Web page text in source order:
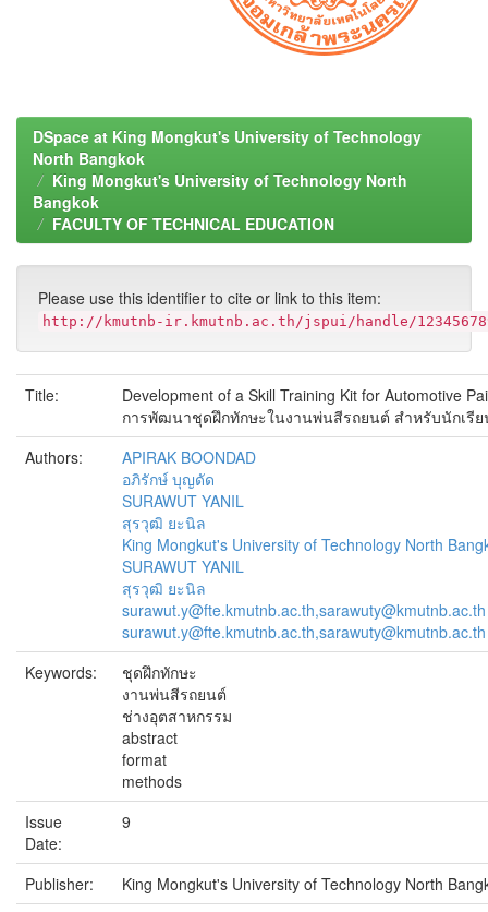
DSpace at King Mongkut's University of Technology
North Bangkok
King Mongkut's University of Technology North
Bangkok
FACULTY OF TECHNICAL EDUCATION
Please use this identifier to cite or link to this item:
http://kmutnb-ir.kmutnb.ac.th/jspui/handle/
Title:
Development of a Skill Training Kit for Automotive
การพัฒนาชุดฝึกทักษะในงานพ่นสีรถยนต์ สำหรับนักเรี
Authors:
APIRAK BOONDAD
อภิรักษ์ บุญดัด
SURAWUT YANIL
สุรวุฒิ ยะนิล
King Mongkut's University of Technology North
SURAWUT YANIL
สุรวุฒิ ยะนิล
surawut.y@fte.kmutnb.ac.th,sarawuty@kmutnb.ac.th
surawut.y@fte.kmutnb.ac.th,sarawuty@kmutnb.ac.th
Keywords:
ชุดฝึกทักษะ
งานพ่นสีรถยนต์
ช่างอุตสาหกรรม
abstract
format
methods
Issue
Date:
9
Publisher:
King Mongkut's University of Technology North